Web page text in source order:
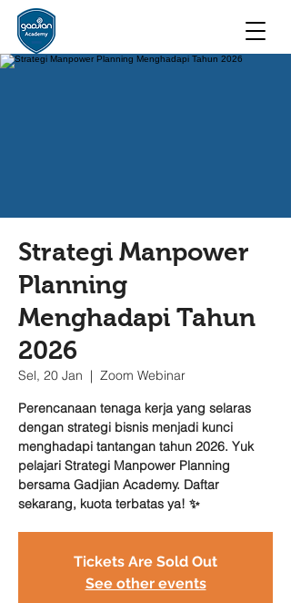
Strategi Manpower
Planning
Menghadapi Tahun
2026
Sel, 20 Jan
  |
Zoom Webinar
Perencanaan tenaga kerja yang selaras
dengan strategi bisnis menjadi kunci
menghadapi tantangan tahun 2026. Yuk
pelajari Strategi Manpower Planning
bersama Gadjian Academy. Daftar
sekarang, kuota terbatas ya! ✨
Tickets Are Sold Out
See other events